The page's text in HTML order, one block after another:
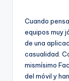
Cuando
equipos muy
de una
casualidad.
mismísimo
del móvil y